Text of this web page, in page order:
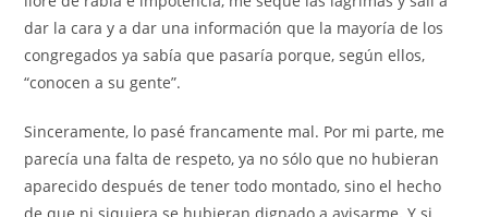
dar la cara y a dar una información que la mayoría de los
congregados ya sabía que pasaría porque, según ellos,
“conocen a su gente”.
Sinceramente, lo pasé francamente mal. Por mi parte, me
parecía una falta de respeto, ya no sólo que no hubieran
aparecido después de tener todo montado, sino el hecho